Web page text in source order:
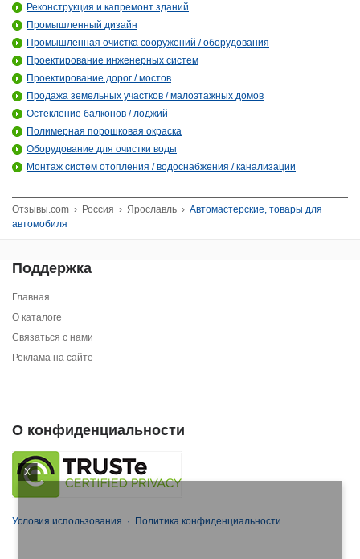
X
Реконструкция и капремонт зданий
Промышленный дизайн
Промышленная очистка сооружений / оборудования
Проектирование инженерных систем
Проектирование дорог / мостов
Продажа земельных участков / малоэтажных домов
Остекление балконов / лоджий
Полимерная порошковая окраска
Оборудование для очистки воды
Монтаж систем отопления / водоснабжения / канализации
Отзывы.com › Россия › Ярославль › Автомастерские, товары для
автомобиля
Поддержка
Главная
О каталоге
Связаться с нами
Реклама на сайте
О конфиденциальности
Условия использования · Политика конфиденциальности